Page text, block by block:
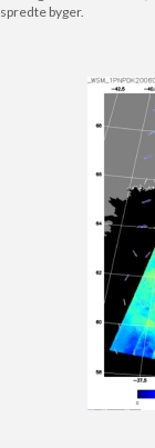
spredte byger.